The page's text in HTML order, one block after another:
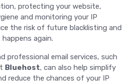
protecting your website,
and monitoring your IP
the risk of future blacklisting and
again.
professional email services, such
Bluehost, can also help simplify
reduce the chances of your IP